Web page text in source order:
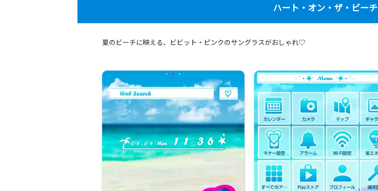
ハート・オン・ザ・ビーチ
夏のビーチに映える、ビビット・ピンクのサングラスがおしゃれ♡